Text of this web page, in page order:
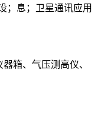
；息；卫星通讯应用
箱、气压测高仪、